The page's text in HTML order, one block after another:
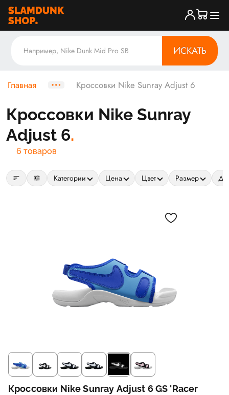
ИСКАТЬ
Главная Кроссовки Nike Sunray Adjust 6
Кроссовки Nike Sunray
Adjust 6
6 товаров
sort tune Категории Цена Цвет Размер
Кроссовки Nike Sunray Adjust 6 GS 'Racer